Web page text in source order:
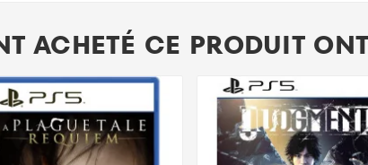
ACHETÉ CE PRODUIT